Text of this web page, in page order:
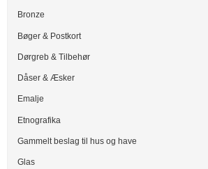
Bronze
Bøger & Postkort
Dørgreb & Tilbehør
Dåser & Æsker
Emalje
Etnografika
Gammelt beslag til hus og have
Glas